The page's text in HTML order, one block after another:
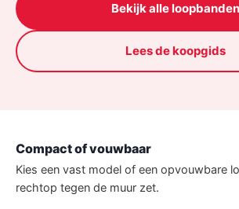
Bekijk alle loopbanden
Lees de koopgids
Compact of vouwbaar
Kies een vast model of een opvouwbare
rechtop tegen de muur zet.